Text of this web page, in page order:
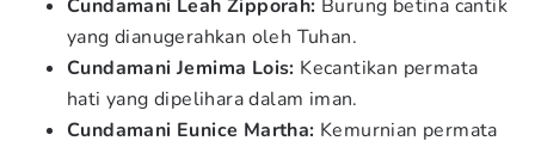
Cundamani Leah Zipporah: Burung betina cantik
yang dianugerahkan oleh Tuhan.
Cundamani Jemima Lois: Kecantikan permata
hati yang dipelihara dalam iman.
Cundamani Eunice Martha: Kemurnian permata